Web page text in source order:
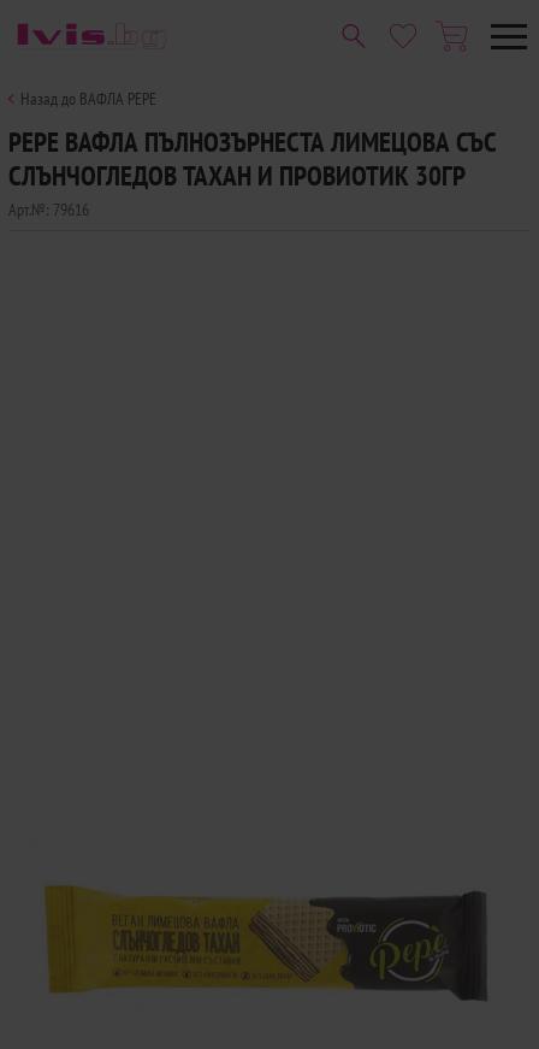
Назад до ВАФЛА PEPE
PEPE ВАФЛА ПЪЛНОЗЪРНЕСТА ЛИМЕЦОВА СЪС
СЛЪНЧОГЛЕДОВ ТАХАН И ПРОВИОТИК 30ГР
Арт.№: 79616